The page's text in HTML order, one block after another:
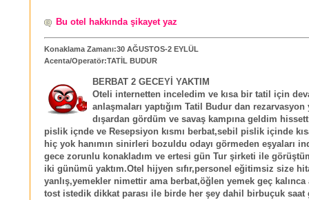
Bu otel hakkında şikayet yaz
Konaklama Zamanı:30 AĞUSTOS-2 EYLÜL
Acenta/Operatör:TATİL BUDUR
BERBAT 2 GECEYİ YAKTIM
Oteli internetten inceledim ve kısa bir tatil için
anlaşmaları yaptığım Tatil Budur dan rezarvasyon
dışardan gördüm ve savaş kampına geldim
pislik içnde ve Resepsiyon kısmı berbat,sebil pislik içinde
hiç yok hanımın sinirleri bozuldu odayı görmeden eşyaları
gece zorunlu konakladım ve ertesi gün Tur şirketi ile
iki günümü yaktım.Otel hijyen sıfır,personel eğitimsiz size
yanlış,yemekler nimettir ama berbat,öğlen yemek geç kalınca
tost istedik dikkat parası ile birde her şey dahil birbuçuk saat